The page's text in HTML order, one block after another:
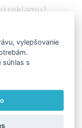
reklamu?
vylepšovanie
súhlas s